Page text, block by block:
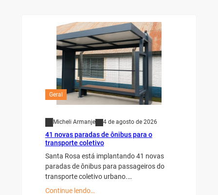
Geral
Micheli Armanje 4 de agosto de 2026
41 novas paradas de ônibus para o
transporte coletivo
Santa Rosa está implantando 41 novas
paradas de ônibus para passageiros do
transporte coletivo urbano.…
Continue lendo…